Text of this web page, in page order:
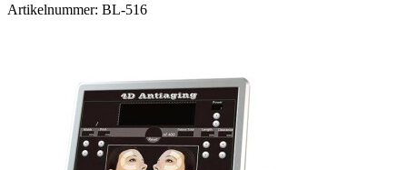
Artikelnummer: BL-516